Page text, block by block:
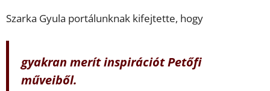
Szarka Gyula portálunknak kifejtette, hogy
gyakran merít inspirációt Petőfi
műveiből.